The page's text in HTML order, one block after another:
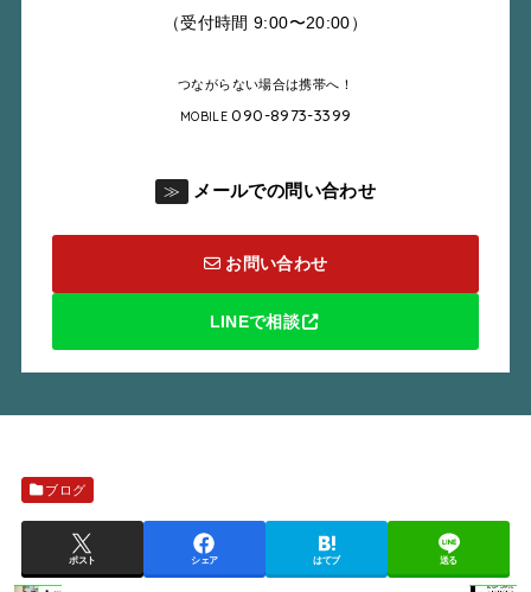
（受付時間 9:00〜20:00）
つながらない場合は携帯へ！
MOBILE090-8973-3399
≫ メールでの問い合わせ
お問い合わせ
LINEで相談
ブログ
ポスト シェア はてブ 送る